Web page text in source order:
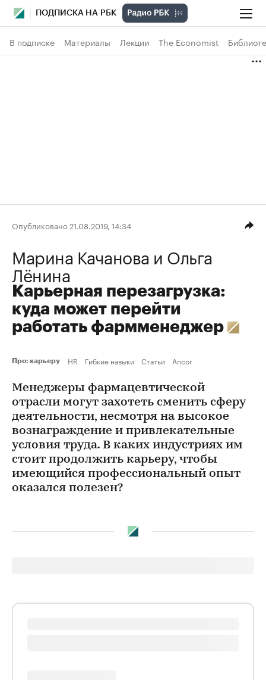
ПОДПИСКА НА РБК
В подписке Материалы Лекции The Economist
Опубликовано 21.08.2019, 14:34
Марина Качанова и Ольга
Лёнина
Карьерная перезагрузка:
куда может перейти
работать фармменеджер
Про: карьеру HR Гибкие навыки Статьи Ancor
Менеджеры фармацевтической
отрасли могут захотеть сменить сферу
деятельности, несмотря на высокое
вознаграждение и привлекательные
условия труда. В каких индустриях им
стоит продолжить карьеру, чтобы
имеющийся профессиональный опыт
оказался полезен?